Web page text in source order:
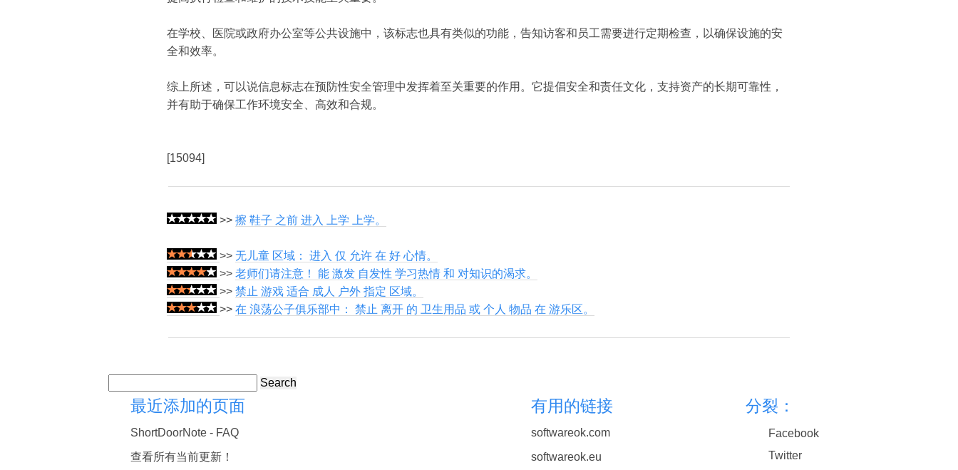
在学校、医院或政府办公室等公共设施中，该标志也具有类似的功能，告知访客和员工需要进行定期检查，以确保设施的安
全和效率。
综上所述，可以说信息标志在预防性安全管理中发挥着至关重要的作用。它提倡安全和责任文化，支持资产的长期可靠性，
并有助于确保工作环境安全、高效和合规。
[15094]
>> 擦 鞋子 之前 进入 上学 上学。
>> 无儿童 区域： 进入 仅 允许 在 好 心情。
>> 老师们请注意！ 能 激发 自发性 学习热情 和 对知识的渴求。
>> 禁止 游戏 适合 成人 户外 指定 区域。
>> 在 浪荡公子俱乐部中： 禁止 离开 的 卫生用品 或 个人 物品 在 游乐区。
Search
最近添加的页面
ShortDoorNote - FAQ
查看所有当前更新！
有用的链接
softwareok.com
softwareok.eu
分裂：
Facebook
Twitter